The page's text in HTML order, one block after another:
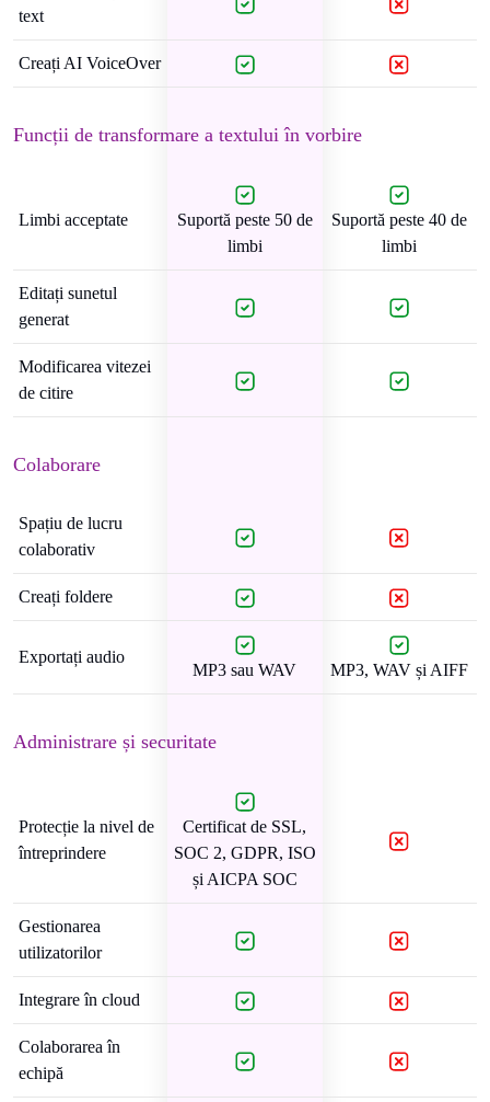
text
Creați AI VoiceOver
Funcții de transformare a textului în vorbire
Limbi acceptate
Suportă peste 50 de
limbi
Suportă peste 40 de
limbi
Editați sunetul
generat
Modificarea vitezei
de citire
Colaborare
Spațiu de lucru
colaborativ
Creați foldere
Exportați audio
MP3 sau WAV MP3, WAV și AIFF
Administrare și securitate
Protecție la nivel de
întreprindere
Certificat de SSL,
SOC 2, GDPR, ISO
și AICPA SOC
Gestionarea
utilizatorilor
Integrare în cloud
Colaborarea în
echipă